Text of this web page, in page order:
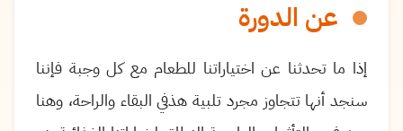
عن الدورة
إذا ما تحدثنا عن اختياراتنا للطعام مع كل وجبة فإننا
سنجد أنها تتجاوز مجرد تلبية هذفي البقاء والراحة، وهنا